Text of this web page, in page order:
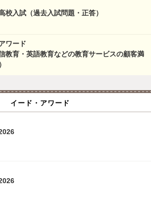
校入試（過去入試問題・正答）
ワード
信教育・英語教育などの教育サービスの顧客満
イード・アワード